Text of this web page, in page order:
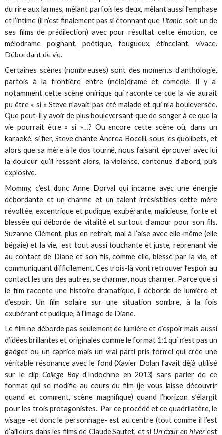
du rire aux larmes, mêlant parfois les deux, mêlant aussi l’emphase
et l’intime (il n’est finalement pas si étonnant que Titanic soit un de
ses films de prédilection) avec pour résultat cette émotion, ce
mélodrame poignant, poétique, fougueux, étincelant, vivace.
Débordant de vie.
Certaines scènes (nombreuses) sont des moments d’anthologie,
parfois à la frontière entre (mélo)drame et comédie. Il y a
notamment cette scène onirique qui raconte ce que la vie aurait
pu être « si » Steve n’avait pas été malade et qui m’a bouleversée.
Que peut-il y avoir de plus bouleversant que de songer à ce que la
vie pourrait être « si »…? Ou encore cette scène où, dans un
karaoké, si fier, Steve chante Andrea Bocelli, sous les quolibets, et
alors que sa mère a le dos tourné, nous faisant éprouver avec lui
la douleur qu’il ressent alors, la violence, contenue d’abord, puis
explosive.
Mommy, c’est donc Anne Dorval qui incarne avec une énergie
débordante et un charme et un talent irrésistibles cette mère
révoltée, excentrique et pudique, exubérante, malicieuse, forte et
blessée qui déborde de vitalité et surtout d’amour pour son fils.
Suzanne Clément, plus en retrait, mal à l’aise avec elle-même (elle
bégaie) et la vie, est tout aussi touchante et juste, reprenant vie
au contact de Diane et son fils, comme elle, blessé par la vie, et
communiquant difficilement. Ces trois-là vont retrouver l’espoir au
contact les uns des autres, se charmer, nous charmer. Parce que si
le film raconte une histoire dramatique, il déborde de lumière et
d’espoir. Un film solaire sur une situation sombre, à la fois
exubérant et pudique, à l’image de Diane.
Le film ne déborde pas seulement de lumière et d’espoir mais aussi
d’idées brillantes et originales comme le format 1:1 qui n’est pas un
gadget ou un caprice mais un vrai parti pris formel qui crée une
véritable résonance avec le fond (Xavier Dolan l’avait déjà utilisé
sur le clipCollege Boyd’Indochine en 2013) sans parler de ce
format qui se modifie au cours du film (je vous laisse découvrir
quand et comment, scène magnifique) quand l’horizon s’élargit
pour les trois protagonistes. Par ce procédé et ce quadrilatère, le
visage -et donc le personnage- est au centre (tout comme il l’est
d’ailleurs dans les films de Claude Sautet, et si Un cœur en hiverest